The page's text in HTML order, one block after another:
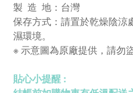
製 造 地：台灣
保存方式：請置於乾燥陰涼
濕環境。
※ 示意圖為原廠提供，請勿
貼心小提醒 :